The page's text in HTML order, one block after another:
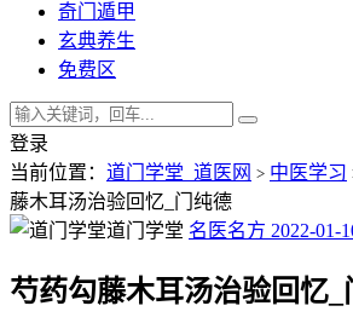
奇门遁甲
玄典养生
免费区
登录
当前位置： 道门学堂_道医网 > 中医学习
藤木耳汤治验回忆_门纯德
道门学堂 名医名方 2022-01-
芍药勾藤木耳汤治验回忆_